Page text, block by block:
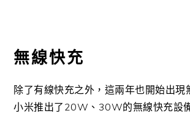
無線快充
除了有線快充之外，這兩年也開始出現
小米推出了20W、30W的無線快充設